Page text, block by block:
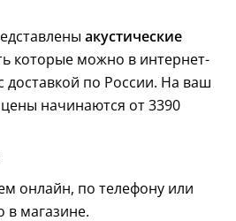
акустические
которые можно в интернет-
доставкой по России. На ваш
начинаются от 3390
онлайн, по телефону или
в магазине.